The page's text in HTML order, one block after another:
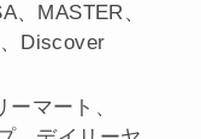
、MASTER、
Discover
マート、